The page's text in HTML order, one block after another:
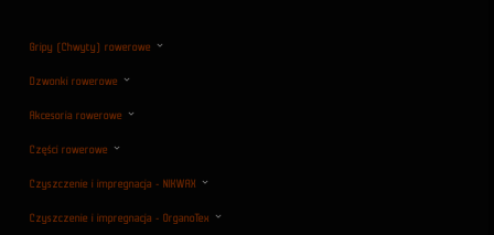
Gripy (Chwyty) rowerowe
Dzwonki rowerowe
Akcesoria rowerowe
Części rowerowe
Czyszczenie i impregnacja - NIKWAX
Czyszczenie i impregnacja - OrganoTex